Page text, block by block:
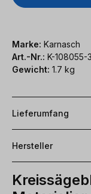
Marke: Karnasch
Art.-Nr.: K-108055-
Gewicht: 1.7 kg
Lieferumfang
Hersteller